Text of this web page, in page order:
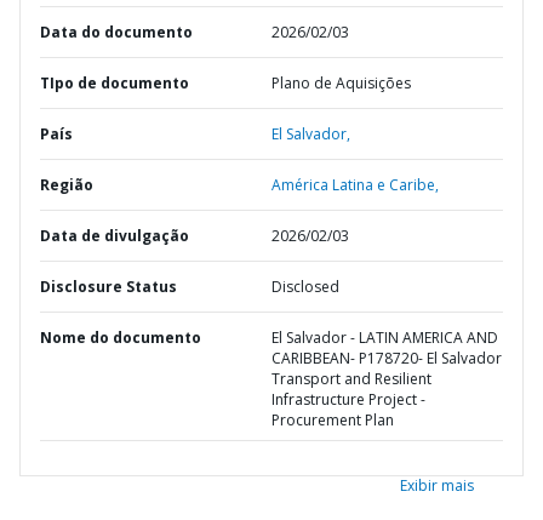
Data do documento 2026/02/03
TIpo de documento Plano de Aquisições
País El Salvador,
Região América Latina e Caribe,
Data de divulgação 2026/02/03
Disclosure Status Disclosed
Nome do documento
El Salvador - LATIN AMERICA AND
CARIBBEAN- P178720- El Salvador
Transport and Resilient
Infrastructure Project -
Procurement Plan
Exibir mais